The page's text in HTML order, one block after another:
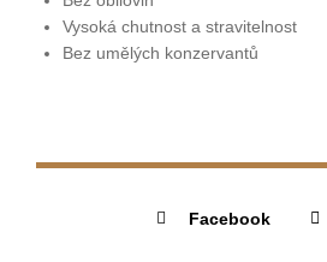
Vysoká chutnost a stravitelnost
Bez umělých konzervantů
Facebook